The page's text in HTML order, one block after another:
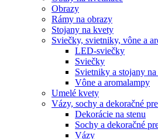
Obrazy
Rámy na obrazy
Stojany na kvety
Sviečky, svietniky, vône a
LED-sviečky
Sviečky
Svietniky a stojany
Vône a aromalampy
Umelé kvety
Vázy, sochy a dekoračné
Dekorácie na stenu
Sochy a dekoračné
Vázy